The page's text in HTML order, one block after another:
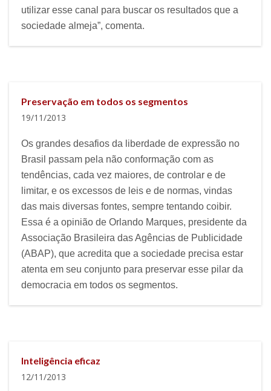
utilizar esse canal para buscar os resultados que a
sociedade almeja”, comenta.
Preservação em todos os segmentos
19/11/2013
Os grandes desafios da liberdade de expressão no
Brasil passam pela não conformação com as
tendências, cada vez maiores, de controlar e de
limitar, e os excessos de leis e de normas, vindas
das mais diversas fontes, sempre tentando coibir.
Essa é a opinião de Orlando Marques, presidente da
Associação Brasileira das Agências de Publicidade
(ABAP), que acredita que a sociedade precisa estar
atenta em seu conjunto para preservar esse pilar da
democracia em todos os segmentos.
Inteligência eficaz
12/11/2013